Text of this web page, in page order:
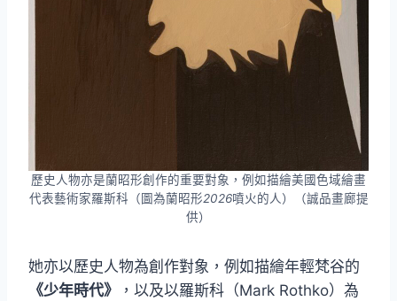
歷史人物亦是蘭昭形創作的重要對象，例如描繪美國色域繪畫
代表藝術家羅斯科（圖為蘭昭形2026噴火的人）（誠品畫廊提
供）
她亦以歷史人物為創作對象，例如描繪年輕梵谷的
《少年時代》
，以及以羅斯科（Mark Rothko）為